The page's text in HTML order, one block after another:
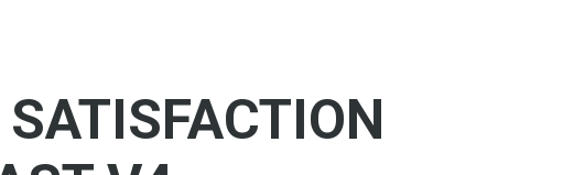
SATISFACTION